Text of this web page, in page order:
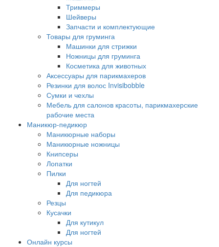
Триммеры
Шейверы
Запчасти и комплектующие
Товары для груминга
Машинки для стрижки
Ножницы для груминга
Косметика для животных
Аксессуары для парикмахеров
Резинки для волос Invisibobble
Сумки и чехлы
Мебель для салонов красоты, парикмахерские
рабочие места
Маникюр-педикюр
Маникюрные наборы
Маникюрные ножницы
Книпсеры
Лопатки
Пилки
Для ногтей
Для педикюра
Резцы
Кусачки
Для кутикул
Для ногтей
Онлайн курсы